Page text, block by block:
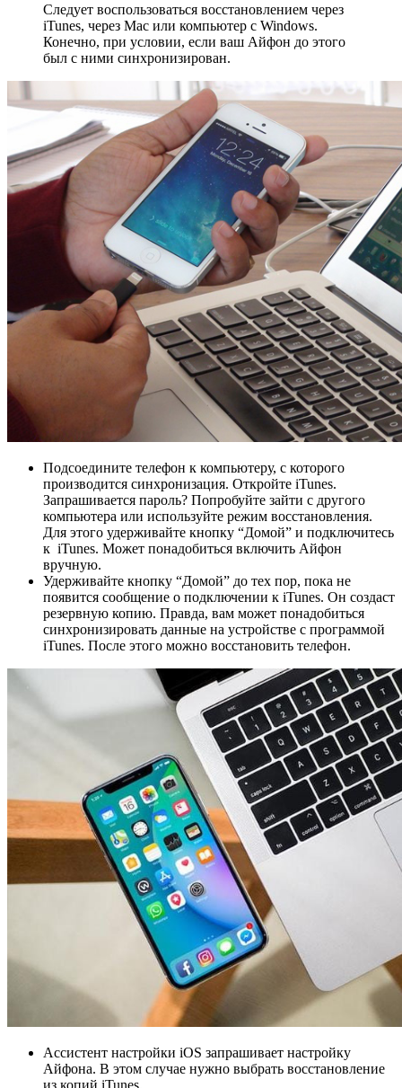
Следует воспользоваться восстановлением через
iTunes, через Mac или компьютер с Windows.
Конечно, при условии, если ваш Айфон до этого
был с ними синхронизирован.
Подсоедините телефон к компьютеру, с которого
производится синхронизация. Откройте iTunes.
Запрашивается пароль? Попробуйте зайти с другого
компьютера или используйте режим восстановления.
Для этого удерживайте кнопку “Домой” и подключитесь
к iTunes. Может понадобиться включить Айфон
вручную.
Удерживайте кнопку “Домой” до тех пор, пока не
появится сообщение о подключении к iTunes. Он создаст
резервную копию. Правда, вам может понадобиться
синхронизировать данные на устройстве с программой
iTunes. После этого можно восстановить телефон.
Ассистент настройки iOS запрашивает настройку
Айфона. В этом случае нужно выбрать восстановление
из копий iTunes.